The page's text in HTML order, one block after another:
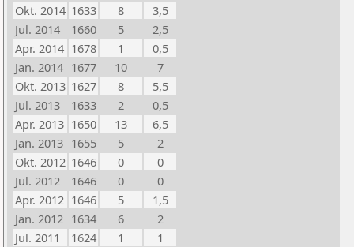
Okt. 2014 1633 8
3,5
Jul. 2014
1660 5
2,5
Apr. 2014 1678 1
0,5
Jan. 2014 1677 10
7
Okt. 2013 1627 8
5,5
Jul. 2013
1633 2
0,5
Apr. 2013 1650 13
6,5
Jan. 2013 1655 5
2
Okt. 2012 1646 0
0
Jul. 2012
1646 0
0
Apr. 2012 1646 5
1,5
Jan. 2012 1634 6
2
Jul. 2011
1624 1
1